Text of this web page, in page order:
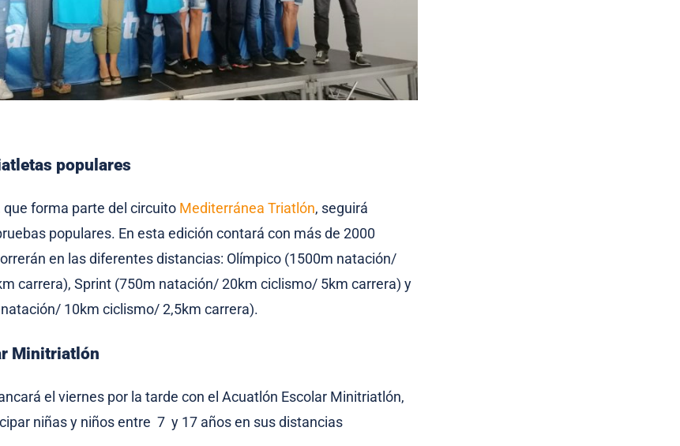
populares
forma parte del circuito Mediterránea Triatlón, seguirá
populares. En esta edición contará con más de 2000
en las diferentes distancias: Olímpico (1500m natación/
carrera), Sprint (750m natación/ 20km ciclismo/ 5km carrera) y
10km ciclismo/ 2,5km carrera).
Minitriatlón
el viernes por la tarde con el Acuatlón Escolar Minitriatlón,
niñas y niños entre 7 y 17 años en sus distancias